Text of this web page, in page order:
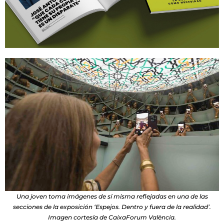
Una joven toma imágenes de sí misma reflejadas en una de las
secciones de la exposición ‘Espejos. Dentro y fuera de la realidad’.
Imagen cortesía de CaixaForum València.